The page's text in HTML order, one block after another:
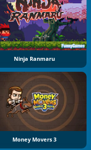
Ninja Ranmaru
Money Movers 3